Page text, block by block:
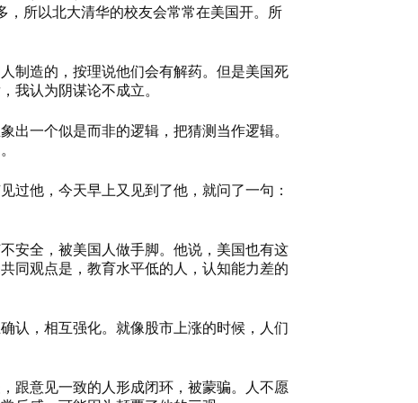
所以北大清华的校友会常常在美国开。所
制造的，按理说他们会有解药。但是美国死
我认为阴谋论不成立。
一个似是而非的逻辑，把猜测当作逻辑。
过他，今天早上又见到了他，就问了一句：
安全，被美国人做手脚。他说，美国也有这
同观点是，教育水平低的人，认知能力差的
认，相互强化。就像股市上涨的时候，人们
跟意见一致的人形成闭环，被蒙骗。人不愿